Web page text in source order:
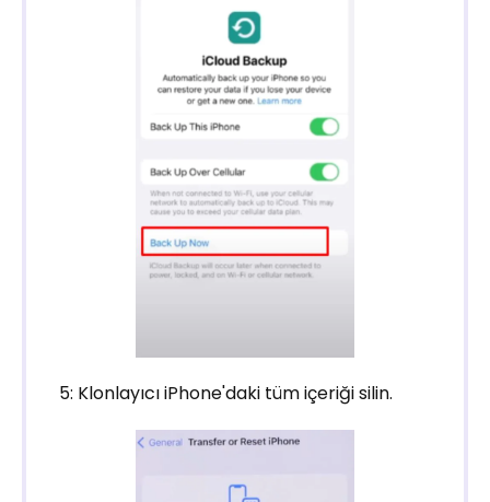
5: Klonlayıcı iPhone'daki tüm içeriği silin.